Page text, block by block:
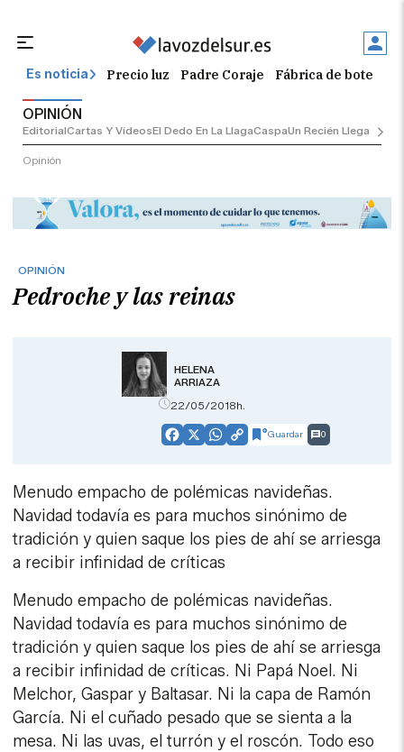
Es noticia Precio luz Padre Coraje Fábrica de botellas
OPINIÓN
EditorialCartas Y VídeosEl Dedo En La LlagaCaspaUn Recién Llegado
Opinión
OPINIÓN
Pedroche y las reinas
HELENA
ARRIAZA
22/05/2018h.
Facebook
X WhatsApp
CopyGuardar 0
Menudo empacho de polémicas navideñas.
Navidad todavía es para muchos sinónimo de
tradición y quien saque los pies de ahí se arriesga
a recibir infinidad de críticas
Menudo empacho de polémicas navideñas.
Navidad todavía es para muchos sinónimo de
tradición y quien saque los pies de ahí se arriesga
a recibir infinidad de críticas. Ni Papá Noel. Ni
Melchor, Gaspar y Baltasar. Ni la capa de Ramón
García. Ni el cuñado pesado que se sienta a la
mesa. Ni las uvas, el turrón y el roscón. Todo eso